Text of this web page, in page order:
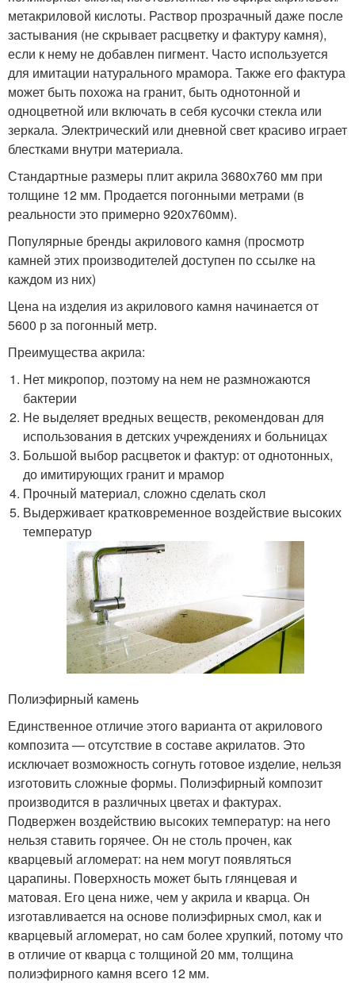
метакриловой кислоты. Раствор прозрачный даже после
застывания (не скрывает расцветку и фактуру камня),
если к нему не добавлен пигмент. Часто используется
для имитации натурального мрамора. Также его фактура
может быть похожа на гранит, быть однотонной и
одноцветной или включать в себя кусочки стекла или
зеркала. Электрический или дневной свет красиво играет
блестками внутри материала.
Стандартные размеры плит акрила 3680х760 мм при
толщине 12 мм. Продается погонными метрами (в
реальности это примерно 920х760мм).
Популярные бренды акрилового камня (просмотр
камней этих производителей доступен по ссылке на
каждом из них)
Цена на изделия из акрилового камня начинается от
5600 р за погонный метр.
Преимущества акрила:
Нет микропор, поэтому на нем не размножаются
бактерии
Не выделяет вредных веществ, рекомендован для
использования в детских учреждениях и больницах
Большой выбор расцветок и фактур: от однотонных,
до имитирующих гранит и мрамор
Прочный материал, сложно сделать скол
Выдерживает кратковременное воздействие высоких
температур
Полиэфирный камень
Единственное отличие этого варианта от акрилового
композита — отсутствие в составе акрилатов. Это
исключает возможность согнуть готовое изделие, нельзя
изготовить сложные формы. Полиэфирный композит
производится в различных цветах и фактурах.
Подвержен воздействию высоких температур: на него
нельзя ставить горячее. Он не столь прочен, как
кварцевый агломерат: на нем могут появляться
царапины. Поверхность может быть глянцевая и
матовая. Его цена ниже, чем у акрила и кварца. Он
изготавливается на основе полиэфирных смол, как и
кварцевый агломерат, но сам более хрупкий, потому что
в отличие от кварца с толщиной 20 мм, толщина
полиэфирного камня всего 12 мм.